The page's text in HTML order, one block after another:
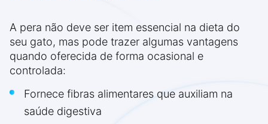
A pera não deve ser item essencial na dieta do
seu gato, mas pode trazer algumas vantagens
quando oferecida de forma ocasional e
controlada:
Fornece fibras alimentares que auxiliam na
saúde digestiva